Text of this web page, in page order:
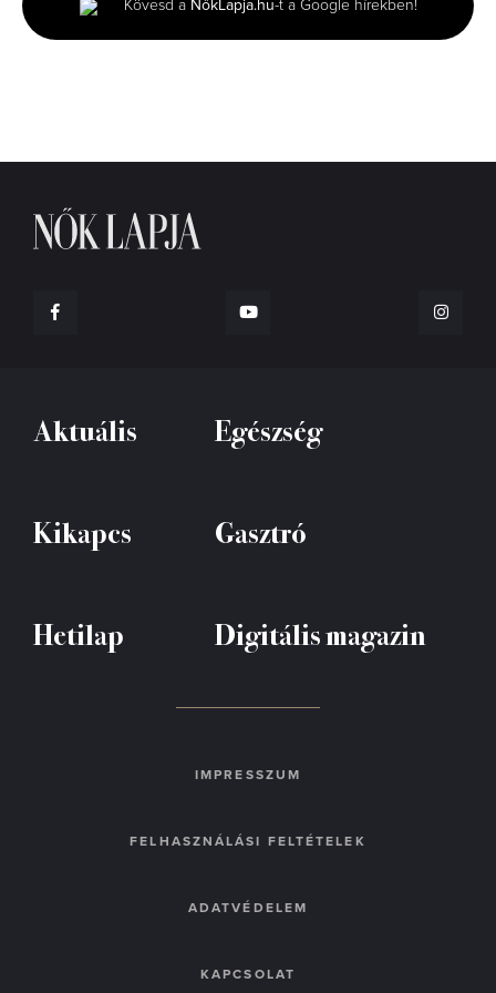
40
seconds
Kövesd a NőkLapja.hu-t a Google hírekben!
Aktuális Egészség
Kikapcs Gasztró
Hetilap Digitális magazin
IMPRESSZUM
FELHASZNÁLÁSI FELTÉTELEK
ADATVÉDELEM
KAPCSOLAT